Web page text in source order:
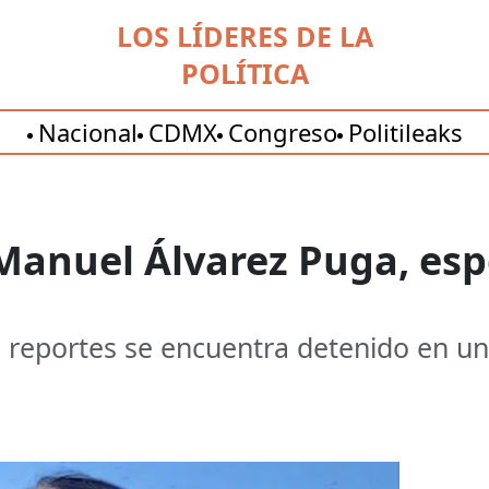
LOS LÍDERES DE LA
POLÍTICA
Nacional CDMX Congreso Politileaks
Álvarez Puga,
se encuentra detenido en